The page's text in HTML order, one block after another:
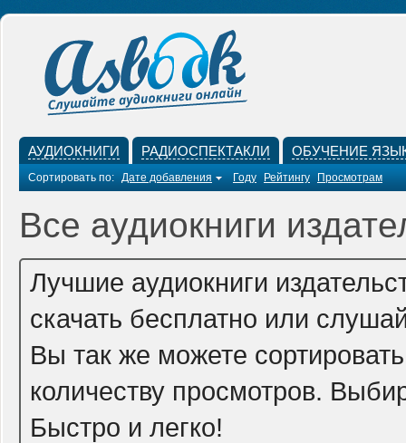
АУДИОКНИГИ РАДИОСПЕКТАКЛИ ОБУЧЕНИЕ
Сортировать по: Дате добавления Году Рейтингу Просмотрам
Все аудиокниги
Лучшие аудиокниги
скачать бесплатно или
Вы так же можете
количеству просмотров.
Быстро и легко!